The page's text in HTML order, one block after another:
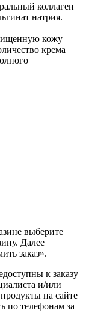
коллаген
натрия.
кожу
крема
выберите
Далее
заказ».
к заказу
и/или
на сайте
по телефонам за